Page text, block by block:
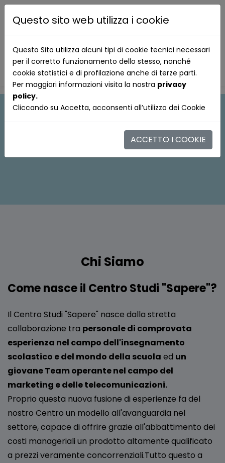
Questo sito web utilizza i cookie
Questo Sito utilizza alcuni tipi di cookie tecnici necessari
per il corretto funzionamento dello stesso, nonché
cookie statistici e di profilazione anche di terze parti.
Per maggiori informazioni visita la nostra privacy
policy.
Cliccando su Accetta, acconsenti all’utilizzo dei Cookie
ACCETTO I COOKIE
Chi Siamo
Come nasce il Centro Studi "Sapere"?
Il Centro Studi "Sapere" nasce dalla stretta
collaborazione tra personale di comprovata
esperienza nel campo dell'insegnamento
scolastico e del mondo della scuola ed un
giovane Team operante nel campo del
marketing e delle telecomunicazioni.
Proprio questa nuova fusione di esperienze fa del
nostro Centro un modello all'avanguardia nel
settore, capace di offrire grazie all'abbattimento dei
costi manageriali un prodotto altamente qualificato
a prezzi veramente concorrenziali.Tutto questo a